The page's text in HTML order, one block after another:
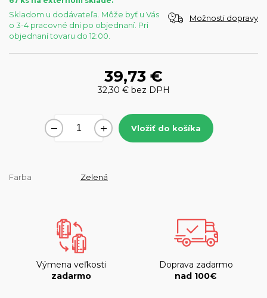
Skladom u dodávateľa. Môže byť u Vás
o 3-4 pracovné dni po objednaní. Pri
objednaní tovaru do 12:00.
Možnosti dopravy
39,73 €
32,30 €bez DPH
Vložiť do košíka
Farba Zelená
Výmena veľkosti
zadarmo
Doprava zadarmo
nad 100€